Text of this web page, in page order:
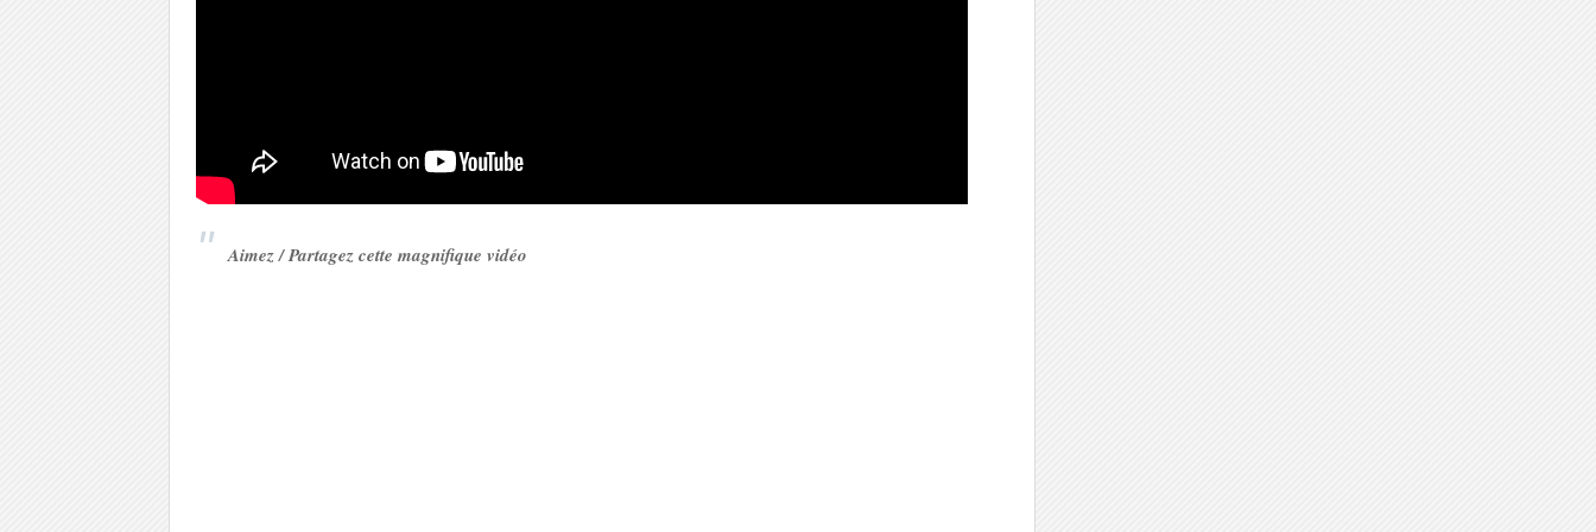
Aimez / Partagez cette magnifique vidéo